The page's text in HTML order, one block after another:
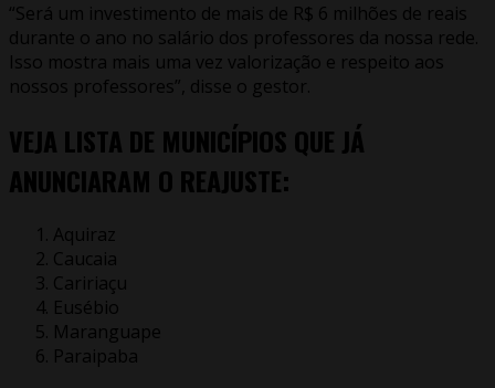
“Será um investimento de mais de R$ 6 milhões de reais
durante o ano no salário dos professores da nossa rede.
Isso mostra mais uma vez valorização e respeito aos
nossos professores”, disse o gestor.
VEJA LISTA DE MUNICÍPIOS QUE JÁ
ANUNCIARAM O REAJUSTE:
Aquiraz
Caucaia
Caririaçu
Eusébio
Maranguape
Paraipaba